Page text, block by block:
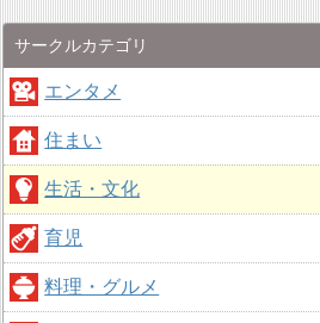
サークルカテゴリ
エンタメ
住まい
生活・文化
育児
料理・グルメ